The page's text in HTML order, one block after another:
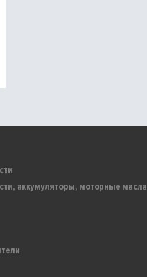
аккумуляторы, моторные масла